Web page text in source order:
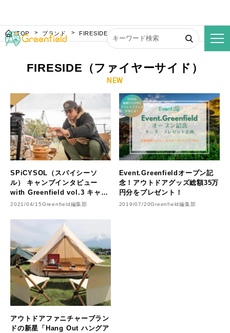
TOP ブランド FIRESIDE（ファイヤーサイド）
FIRESIDE（ファイヤーサイド）
NEW
SPiCYSOL（スパイシーソ
ル） キャンプインタビュー
with Greenfield vol.3 キャン
プアウトドア編
2021/04/15Greenfield編集部
Event.Greenfieldオープン記
念！アウトドアグッズ総額35万
円分をプレゼント！
2019/07/20Greenfield編集部
アウトドアファニチャーブラン
ドの新星「Hang Out ハングア